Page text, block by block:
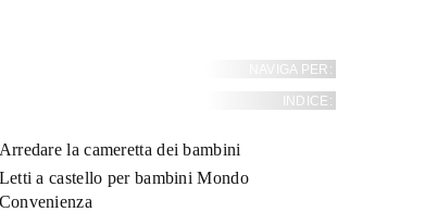
NAVIGA PER:
INDICE:
Arredare la cameretta dei bambini
Letti a castello per bambini Mondo
Convenienza